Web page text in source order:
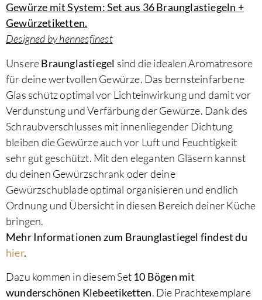
Gewürze mit System: Set aus 36 Braunglastiegeln +
Gewürzetiketten.
Designed by hennesfinest
UnsereBraunglastiegel sind die idealen Aromatresore
für deine wertvollen Gewürze. Das bernsteinfarbene
Glas schütz optimal vor Lichteinwirkung und damit vor
Verdunstung und Verfärbung der Gewürze. Dank des
Schraubverschlusses mit innenliegender Dichtung
bleiben die Gewürze auch vor Luft und Feuchtigkeit
sehr gut geschützt. Mit den eleganten Gläsern kannst
du deinen Gewürzschrank oder deine
Gewürzschublade optimal organisieren und endlich
Ordnung und Übersicht in diesen Bereich deiner Küche
bringen.
Mehr Informationen zum Braunglastiegel findest du
hier.
Dazu kommen in diesem Set 10 Bögen mit
wunderschönen Klebeetiketten. Die Prachtexemplare